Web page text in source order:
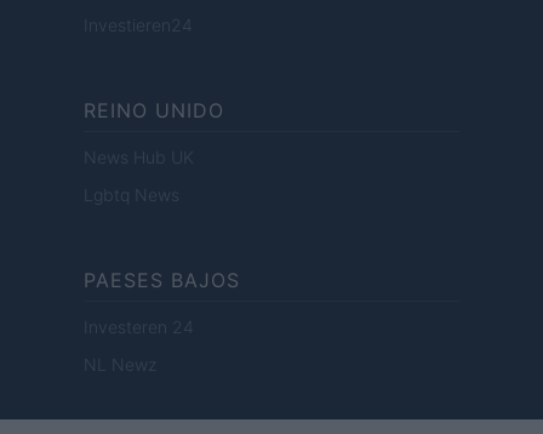
Investieren24
REINO UNIDO
News Hub UK
Lgbtq News
PAESES BAJOS
Investeren 24
NL Newz